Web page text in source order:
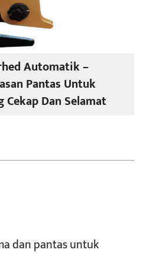
Automatik –
Pantas Untuk
Cekap Dan Selamat
dan pantas untuk